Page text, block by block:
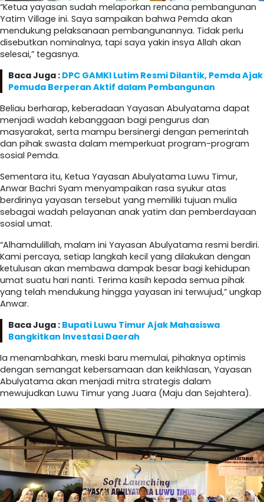
“Ketua yayasan sudah melaporkan rencana pembangunan
Yatim Village ini. Saya sampaikan bahwa Pemda akan
mendukung pelaksanaan pembangunannya. Tidak perlu
disebutkan nominalnya, tapi saya yakin insya Allah akan
selesai,” tegasnya.
Baca Juga : DPC GAMKI Lutim Resmi Dilantik, Pemda Ajak
Pemuda Berperan Aktif dalam Pembangunan
Beliau berharap, keberadaan Yayasan Abulyatama dapat
menjadi wadah kebanggaan bagi pengurus dan
masyarakat, serta mampu bersinergi dengan pemerintah
dan pihak swasta dalam memperkuat program-program
sosial Pemda.
Sementara itu, Ketua Yayasan Abulyatama Luwu Timur,
Anwar Bachri Syam menyampaikan rasa syukur atas
berdirinya yayasan tersebut yang memiliki tujuan mulia
sebagai wadah pelayanan anak yatim dan pemberdayaan
sosial umat.
“Alhamdulillah, malam ini Yayasan Abulyatama resmi berdiri.
Kami percaya, setiap langkah kecil yang dilakukan dengan
ketulusan akan membawa dampak besar bagi kehidupan
umat suatu hari nanti. Terima kasih kepada semua pihak
yang telah mendukung hingga yayasan ini terwujud,” ungkap
Anwar.
Baca Juga : Bupati Luwu Timur Ajak Mahasiswa
Bangkitkan Investasi Daerah
Ia menambahkan, meski baru memulai, pihaknya optimis
dengan semangat kebersamaan dan keikhlasan, Yayasan
Abulyatama akan menjadi mitra strategis dalam
mewujudkan Luwu Timur yang Juara (Maju dan Sejahtera).